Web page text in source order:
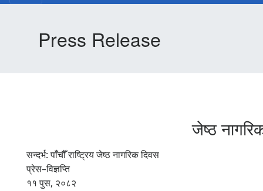
Press Release
जेष्ठ
सन्दर्भ: पाँचौँ राष्ट्रिय जेष्ठ नागरिक दिवस
प्रेस–विज्ञप्ति
११ पुस, २०८२